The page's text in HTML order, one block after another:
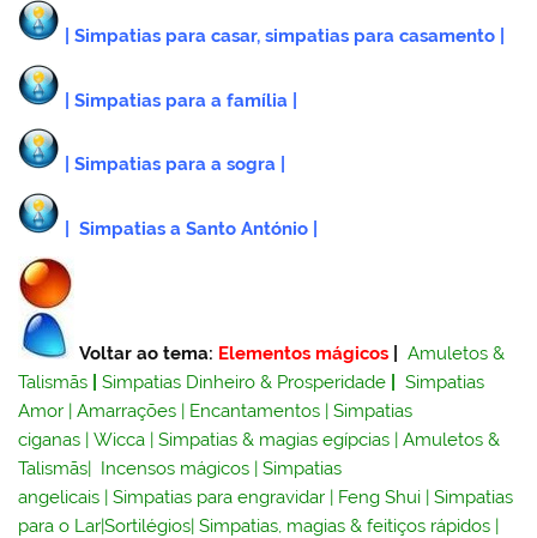
|Simpatias para casar, simpatias para casamento
|Simpatias para a família
|Simpatias para a sogra
Simpatias a Santo António
Voltar ao tema: Elementos mágicos |Amuletos &
Talismãs
|Simpatias Dinheiro & Prosperidade
Simpatias
Amor |Amarrações | Encantamentos |Simpatias
ciganas |Wicca |Simpatias & magias egípcias |Amuletos &
Talismãs| Incensos mágicos |Simpatias
angelicais |Simpatias para engravidar | Feng Shui |Simpatias
para o Lar|Sortilégios|Simpatias, magias & feitiços rápidos |